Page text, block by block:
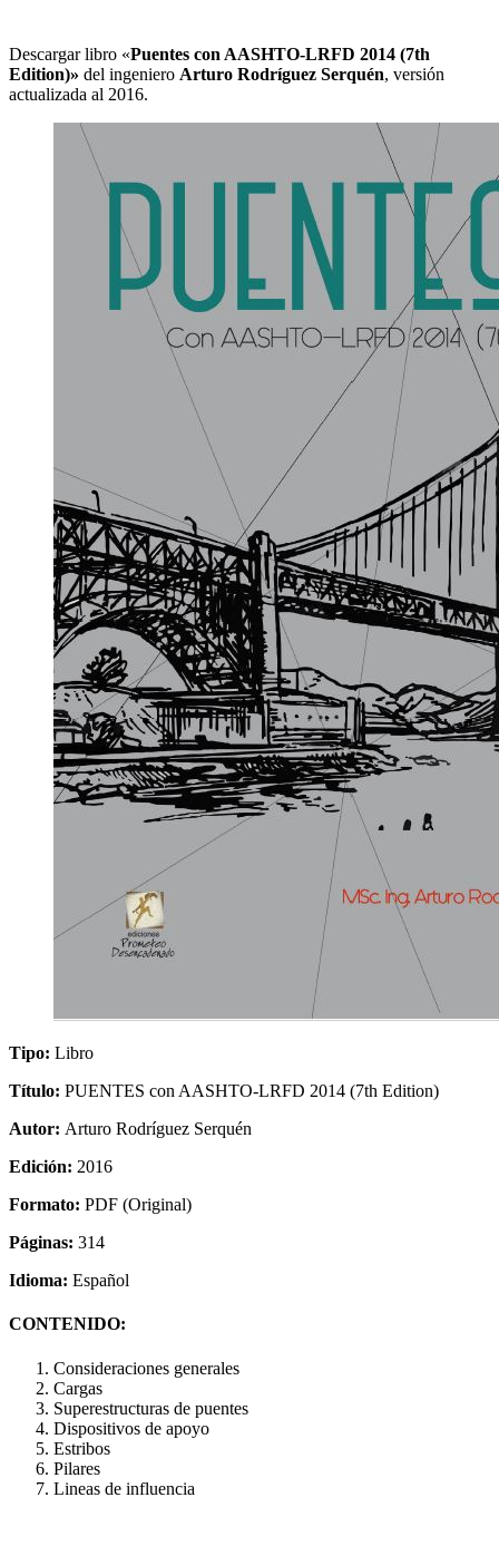
Descargar libro «Puentes con AASHTO-LRFD 2014 (7th
Edition)» del ingeniero Arturo Rodríguez Serquén, versión
actualizada al 2016.
Tipo: Libro
Título: PUENTES con AASHTO-LRFD 2014 (7th Edition)
Autor: Arturo Rodríguez Serquén
Edición: 2016
Formato: PDF (Original)
Páginas: 314
Idioma: Español
CONTENIDO:
Consideraciones generales
Cargas
Superestructuras de puentes
Dispositivos de apoyo
Estribos
Pilares
Lineas de influencia